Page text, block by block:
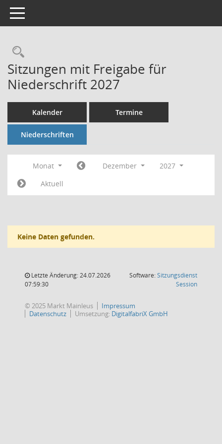
Toggle navigation
Rechercheauswahl
Sitzungen mit Freigabe für
Niederschrift 2027
Kalender Termine
Niederschriften
Monat Dezember
2027
Aktuell
Keine Daten gefunden.
Letzte Änderung: 24.07.2026
07:59:30
Software:Sitzungsdienst
Session(Wird in
© 2025 Markt Mainleus
Impressum
Datenschutz
Umsetzung: DigitalfabriX GmbH